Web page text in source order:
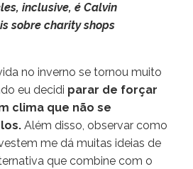
inclusive, é Calvin
sobre charity shops
no inverno se tornou muito
eu decidi parar de forçar
clima que não se
Além disso, observar como
me dá muitas ideias de
que combine com o